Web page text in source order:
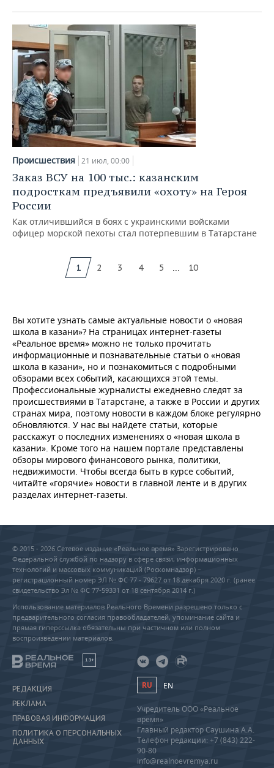
Происшествия 21 июл, 00:00
Заказ ВСУ на 100 тыс.: казанским
подросткам предъявили «охоту» на Героя
России
Как отличившийся в боях с украинскими войсками
офицер морской пехоты стал потерпевшим в Татарстане
1 2 3 4 5 ... 10
Вы хотите узнать самые актуальные новости о «новая
школа в казани»? На страницах интернет-газеты
«Реальное время» можно не только прочитать
информационные и познавательные статьи о «новая
школа в казани», но и познакомиться с подробными
обзорами всех событий, касающихся этой темы.
Профессиональные журналисты ежедневно следят за
происшествиями в Татарстане, а также в России и других
странах мира, поэтому новости в каждом блоке регулярно
обновляются. У нас вы найдете статьи, которые
расскажут о последних изменениях о «новая школа в
казани». Кроме того на нашем портале представлены
обзоры мирового финансового рынка, политики,
недвижимости. Чтобы всегда быть в курсе событий,
читайте «горячие» новости в главной ленте и в других
разделах интернет-газеты.
© 2015 - 2026 Сетевое издание «Реальное время» Зарегистрировано
Федеральной службой по надзору в сфере связи, информационных
технологий и массовых коммуникаций (Роскомнадзор) –
регистрационный номер ЭЛ № ФС 77 - 79627 от 18 декабря 2020 г. (ранее
свидетельство Эл № ФС 77-59331 от 18 сентября 2014 г.)
Использование материалов Реального Времени разрешено только с
предварительного согласия правообладателей, упоминание сайта и
прямая гиперссылка обязательны при частичном или полном
воспроизведении материалов.
18+
РЕДАКЦИЯ
РЕКЛАМА
ПРАВОВАЯ ИНФОРМАЦИЯ
ПОЛИТИКА О ПЕРСОНАЛЬНЫХ
ДАННЫХ
RU EN
Учредитель ООО «Реальное
время»
Главный редактор Саушина А.А.
Телефон редакции: +7 (843) 222-
90-80
info@realnoevremya.ru